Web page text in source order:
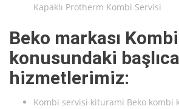
Kapaklı Protherm Kombi Servisi
Beko markası
konusundaki başlıca
hizmetlerimiz:
Kombi servisi kiturami Beko kombi